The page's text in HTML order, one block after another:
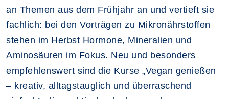
an Themen aus dem Frühjahr an und vertieft sie
fachlich: bei den Vorträgen zu Mikronährstoffen
stehen im Herbst Hormone, Mineralien und
Aminosäuren im Fokus. Neu und besonders
empfehlenswert sind die Kurse „Vegan genießen
– kreativ, alltagstauglich und überraschend